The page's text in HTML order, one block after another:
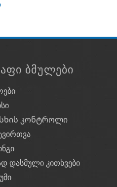
ᲑᲛᲣᲚᲔᲑᲘ
კონტროლი
დასმული კითხვები